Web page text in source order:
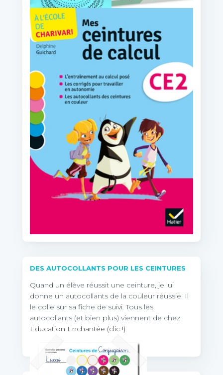
DES AUTOCOLLANTS POUR LES CEINTURES
Quand un élève réussit une ceinture, je lui
donne un autocollants de la couleur réussie. Il
le colle sur sa fiche de suivi. Tous les
autocollants (et bien plus) viennent de chez
Education Enchantée (clic !)